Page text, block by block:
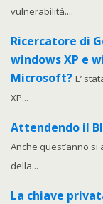
vulnerabilità....
Ricercatore di
windows XP e
Microsoft? E’
XP...
Attendendo il
Anche quest’anno
della...
La chiave